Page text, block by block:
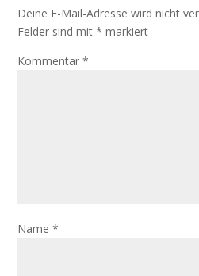
Deine E-Mail-Adresse wird nicht
Felder sind mit* markiert
Kommentar*
Name*